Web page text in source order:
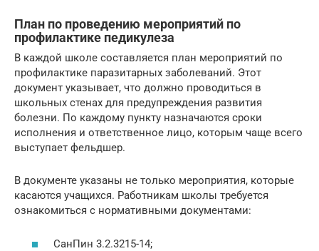
План по проведению мероприятий по
профилактике педикулеза
В каждой школе составляется план мероприятий по
профилактике паразитарных заболеваний. Этот
документ указывает, что должно проводиться в
школьных стенах для предупреждения развития
болезни. По каждому пункту назначаются сроки
исполнения и ответственное лицо, которым чаще всего
выступает фельдшер.
В документе указаны не только мероприятия, которые
касаются учащихся. Работникам школы требуется
ознакомиться с нормативными документами:
СанПин 3.2.3215-14;